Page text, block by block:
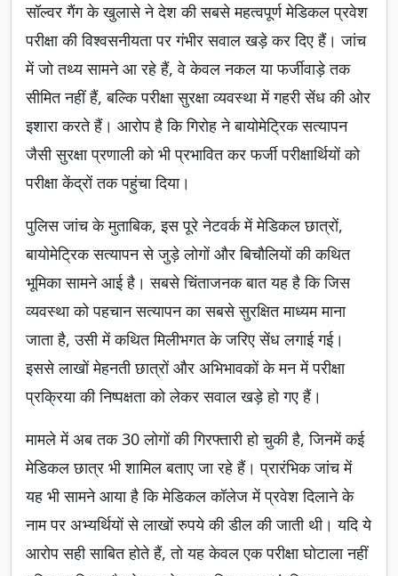
सॉल्वर गैंग के खुलासे ने देश की सबसे महत्वपूर्ण मेडिकल प्रवेश
परीक्षा की विश्वसनीयता पर गंभीर सवाल खड़े कर दिए हैं। जांच
में जो तथ्य सामने आ रहे हैं, वे केवल नकल या फर्जीवाड़े तक
सीमित नहीं हैं, बल्कि परीक्षा सुरक्षा व्यवस्था में गहरी सेंध की ओर
इशारा करते हैं। आरोप है कि गिरोह ने बायोमेट्रिक सत्यापन
जैसी सुरक्षा प्रणाली को भी प्रभावित कर फर्जी परीक्षार्थियों को
परीक्षा केंद्रों तक पहुंचा दिया।
पुलिस जांच के मुताबिक, इस पूरे नेटवर्क में मेडिकल छात्रों,
बायोमेट्रिक सत्यापन से जुड़े लोगों और बिचौलियों की कथित
भूमिका सामने आई है। सबसे चिंताजनक बात यह है कि जिस
व्यवस्था को पहचान सत्यापन का सबसे सुरक्षित माध्यम माना
जाता है, उसी में कथित मिलीभगत के जरिए सेंध लगाई गई।
इससे लाखों मेहनती छात्रों और अभिभावकों के मन में परीक्षा
प्रक्रिया की निष्पक्षता को लेकर सवाल खड़े हो गए हैं।
मामले में अब तक 30 लोगों की गिरफ्तारी हो चुकी है, जिनमें कई
मेडिकल छात्र भी शामिल बताए जा रहे हैं। प्रारंभिक जांच में
यह भी सामने आया है कि मेडिकल कॉलेज में प्रवेश दिलाने के
नाम पर अभ्यर्थियों से लाखों रुपये की डील की जाती थी। यदि ये
आरोप सही साबित होते हैं, तो यह केवल एक परीक्षा घोटाला नहीं